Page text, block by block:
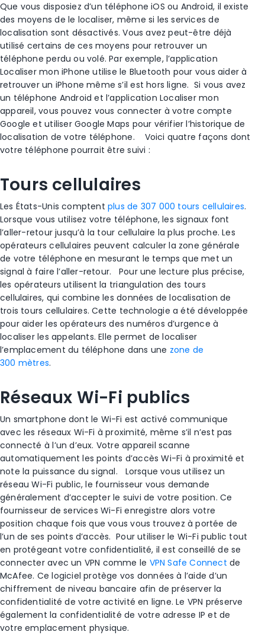
Que vous disposiez d’un téléphoneiOS ou Android, il existe
des moyens de le localiser, même si lesservices de
localisation sont désactivés. Vous avez peut-être déjà
utilisé certains de ces moyens pour retrouver un
téléphone perdu ou volé. Par exemple, l’application
Localiser mon iPhone utilise le Bluetooth pour vous aider à
retrouver un iPhone même s’il est hors ligne. Si vous avez
un téléphone Android et l’application Localiser mon
appareil, vous pouvez vous connecter à votrecompte
Google et utiliser Google Maps pour vérifierl’historique de
localisation de votre téléphone.
Voici quatre façons dont
votre téléphone pourrait être suivi :
Tours cellulaires
Les États-Unis comptentplus de 307 000 tours cellulaires.
Lorsque vous utilisez votre téléphone, les signaux font
l’aller-retour jusqu’à la tour cellulaire la plus proche. Les
opérateurs cellulaires peuvent calculer la zone générale
de votre téléphone en mesurant le temps que met un
signal à faire l’aller-retour.
Pour une lecture plus précise,
les opérateurs utilisent la triangulation des tours
cellulaires, qui combine lesdonnées de localisation de
trois tours cellulaires. Cette technologie a été développée
pour aider les opérateurs des numéros d’urgence à
localiser les appelants. Elle permet de localiser
l’emplacement du téléphone dans une zone de
300 mètres.
Réseaux Wi-Fi publics
Un smartphone dont le Wi-Fi est activé communique
avec les réseaux Wi-Fi à proximité, même s’il n’est pas
connecté à l’un d’eux. Votre appareil scanne
automatiquement les points d’accèsWi-Fi à proximité et
note la puissance du signal.
Lorsque vous utilisez un
réseauWi-Fi public, le fournisseur vous demande
généralement d’accepter le suivi de votre position. Ce
fournisseur de servicesWi-Fi enregistre alors votre
position chaque fois que vous vous trouvez à portée de
l’un de ses points d’accès. Pour utiliser le Wi-Fi public tout
en protégeant votre confidentialité, il est conseillé de se
connecter avec un VPN comme le VPN Safe Connect de
McAfee. Ce logiciel protège vos données à l’aide d’un
chiffrement de niveau bancaire afin de préserver la
confidentialité de votre activité en ligne. Le VPN préserve
également la confidentialité de votre adresse IP et de
votre emplacement physique.